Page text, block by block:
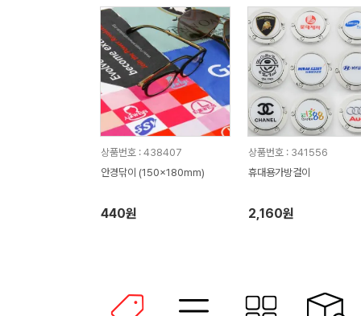
상품번호 : 438407
안경닦이 (150x180mm)
440원
상품번호 : 341556
휴대용가방걸이
2,160원